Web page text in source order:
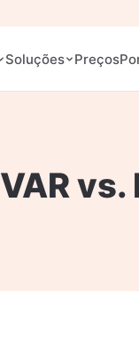
Soluções Preços
VAR